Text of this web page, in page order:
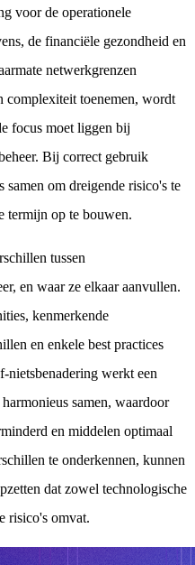
voor de operationele
de financiële gezondheid en
netwerkgrenzen
complexiteit toenemen, wordt
focus moet liggen bij
Bij correct gebruik
samen om dreigende risico's te
termijn op te bouwen.
tussen
en waar ze elkaar aanvullen.
kenmerkende
en enkele best practices
nietsbenadering werkt een
samen, waardoor
en middelen optimaal
te onderkennen, kunnen
dat zowel technologische
risico's omvat.